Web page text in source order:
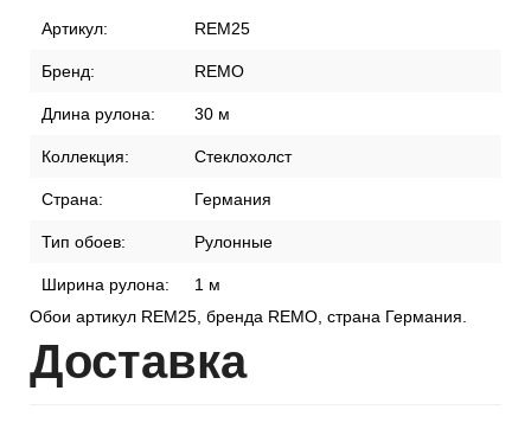
Артикул: REM25
Бренд: REMO
Длина рулона: 30 м
Коллекция: Стеклохолст
Страна: Германия
Тип обоев: Рулонные
Ширина рулона:
1 м
Обои артикул REM25, бренда REMO, страна Германия.
Доставка